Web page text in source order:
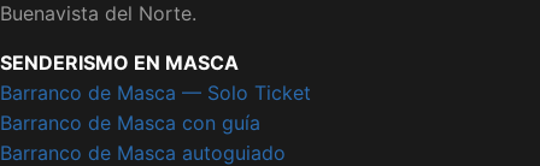
Buenavista del Norte.
SENDERISMO EN MASCA
Barranco de Masca — Solo Ticket
Barranco de Masca con guía
Barranco de Masca autoguiado